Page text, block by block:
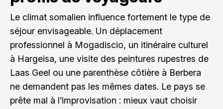
Le climat somalien influence fortement le type de
séjour envisageable. Un déplacement
professionnel à Mogadiscio, un itinéraire culturel
à Hargeisa, une visite des peintures rupestres de
Laas Geel ou une parenthèse côtière à Berbera
ne demandent pas les mêmes dates. Le pays se
prête mal à l’improvisation : mieux vaut choisir